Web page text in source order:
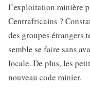
l’exploitation minière
Centrafricains ?
des groupes étrangers
semble se faire sans
locale. De plus, les
nouveau code minier.